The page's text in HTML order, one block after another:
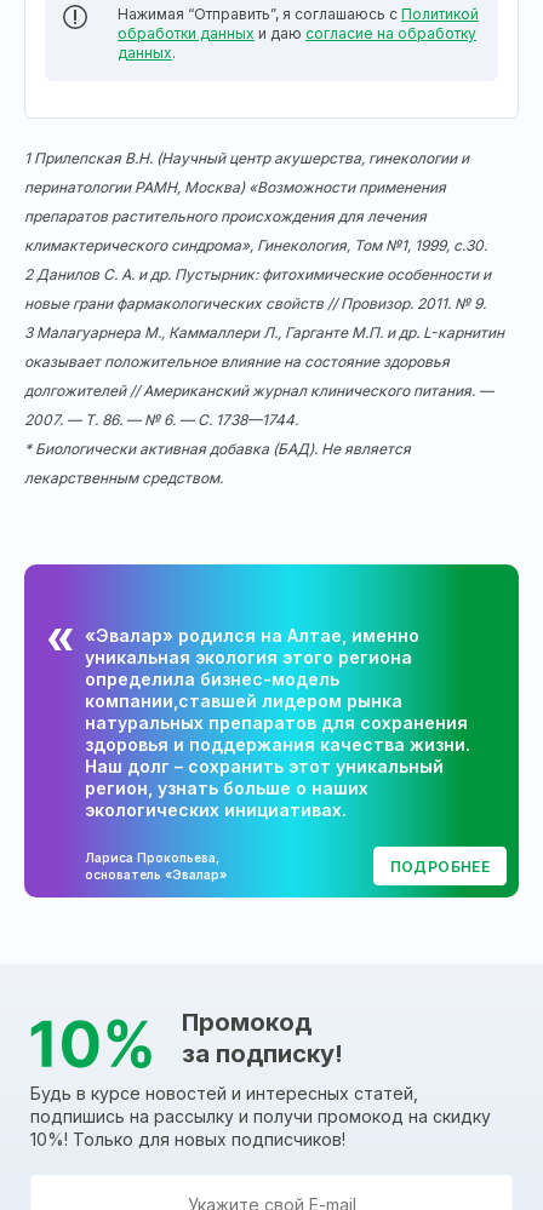
Нажимая “Отправить”, я соглашаюсь с Политикой
обработки данных и даю согласие на обработку
данных.
1 Прилепская В.Н. (Научный центр акушерства, гинекологии и
перинатологии РАМН, Москва) «Возможности применения
препаратов растительного происхождения для лечения
климактерического синдрома», Гинекология, Том №1, 1999, с.30.
2 Данилов С. А. и др. Пустырник: фитохимические особенности и
новые грани фармакологических свойств // Провизор. 2011. № 9.
3 Малагуарнера М., Каммаллери Л., Гарганте М.П. и др. L-карнитин
оказывает положительное влияние на состояние здоровья
долгожителей // Американский журнал клинического питания. —
2007. — Т. 86. — № 6. — С. 1738—1744.
* Биологически активная добавка (БАД). Не является
лекарственным средством.
«Эвалар» родился на Алтае, именно
уникальная экология этого региона
определила бизнес-модель
компании,ставшей лидером рынка
натуральных препаратов для сохранения
здоровья и поддержания качества жизни.
Наш долг – сохранить этот уникальный
регион, узнать больше о наших
экологических инициативах.
Лариса Прокопьева,
основатель «Эвалар»
ПОДРОБНЕЕ
Промокод
за подписку!
Будь в курсе новостей и интересных статей,
подпишись на рассылку и получи промокод на скидку
10%! Только для новых подписчиков!